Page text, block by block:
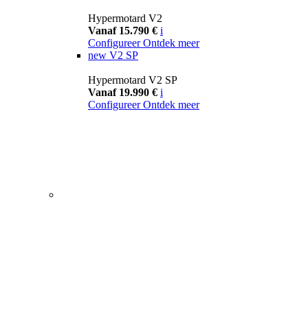
Hypermotard V2
Vanaf 15.790 € i
Configureer Ontdek meer
new V2 SP
Hypermotard V2 SP
Vanaf 19.990 € i
Configureer Ontdek meer